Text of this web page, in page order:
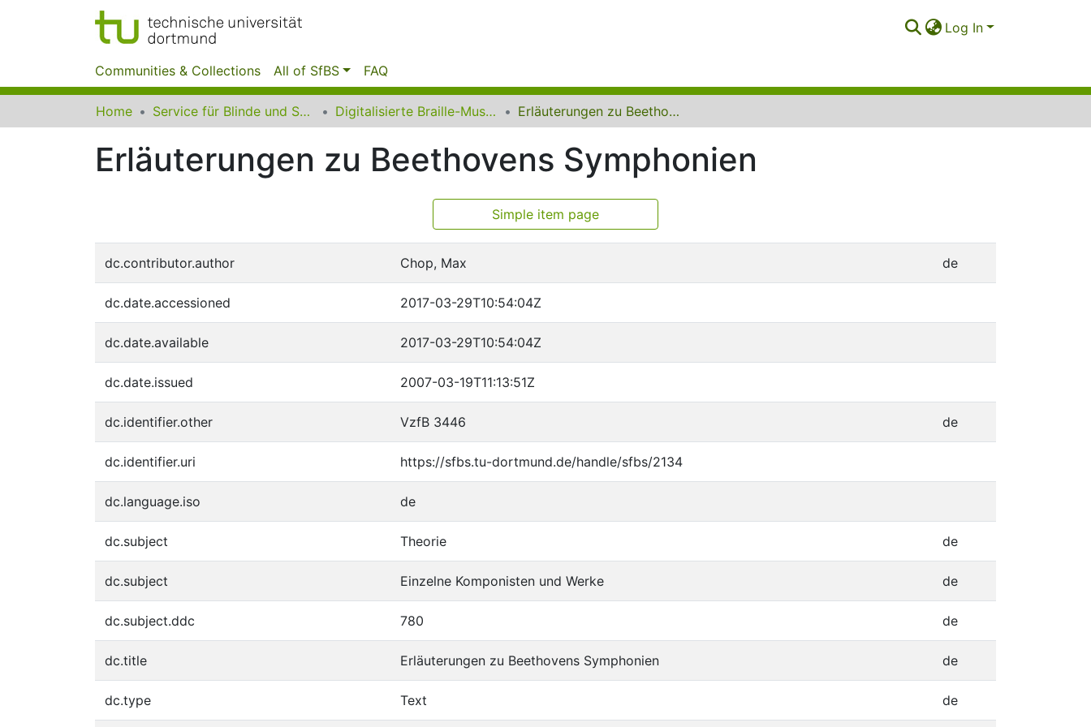
Log In
Communities & Collections All of SfBS FAQ
Home Service für Blinde und Sehbehinderte der UB Dortmund Digitalisierte Braille-Musik-Matrizen des VzfB Erläuterungen zu Beethovens Symphonien
Erläuterungen zu Beethovens Symphonien
Simple item page
dc.contributor.author Chop, Max de
dc.date.accessioned 2017-03-29T10:54:04Z
dc.date.available 2017-03-29T10:54:04Z
dc.date.issued 2007-03-19T11:13:51Z
dc.identifier.other VzfB 3446 de
dc.identifier.uri https://sfbs.tu-dortmund.de/handle/sfbs/2134
dc.language.iso de
dc.subject Theorie de
dc.subject Einzelne Komponisten und Werke de
dc.subject.ddc 780 de
dc.title Erläuterungen zu Beethovens Symphonien de
dc.type Text de